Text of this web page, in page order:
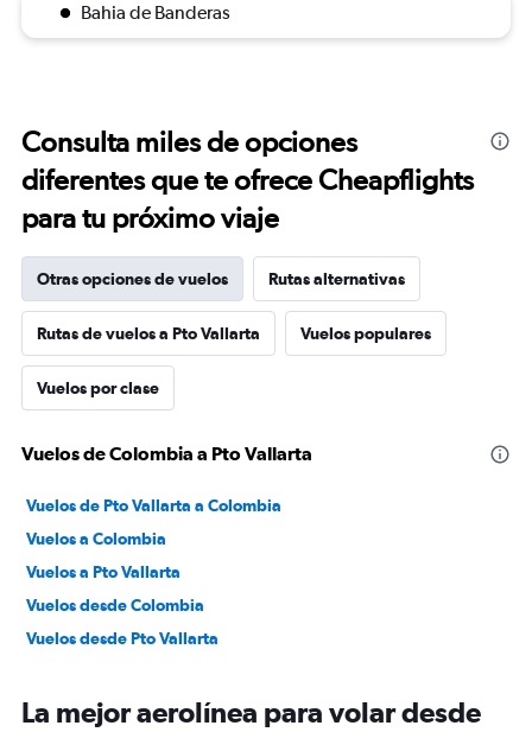
Bahia de Banderas
Consulta miles de opciones
diferentes que te ofrece Cheapflights
para tu próximo viaje
Otras opciones de vuelos Rutas alternativas
Rutas de vuelos a Pto Vallarta Vuelos populares
Vuelos por clase
Vuelos de Colombia a Pto Vallarta
Vuelos de Pto Vallarta a Colombia
Vuelos a Colombia
Vuelos a Pto Vallarta
Vuelos desde Colombia
Vuelos desde Pto Vallarta
La mejor aerolínea para volar desde